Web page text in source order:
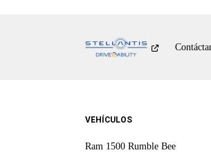
VEHÍCULOS
Ram 1500 Rumble Bee